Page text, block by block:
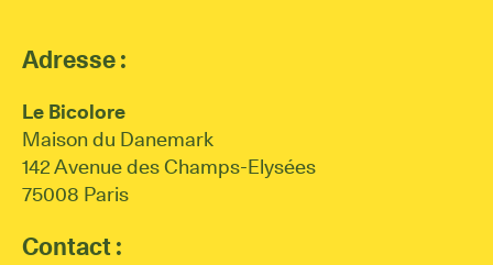
Adresse :
Le Bicolore
Maison du Danemark
142 Avenue des Champs-Elysées
75008 Paris
Contact :